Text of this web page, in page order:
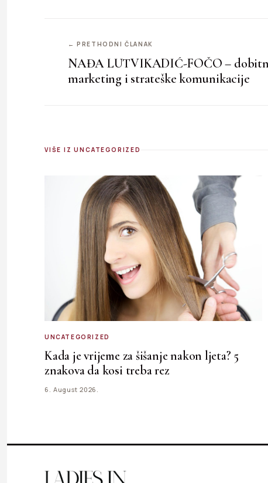
← PRETHODNI ČLANAK
NAĐA LUTVIKADIĆ-FOČO –
marketing i strateške komunikacije
VIŠE IZ UNCATEGORIZED
UNCATEGORIZED
Kada je vrijeme za šišanje nakon ljeta? 5
znakova da kosi treba rez
6. August 2026.